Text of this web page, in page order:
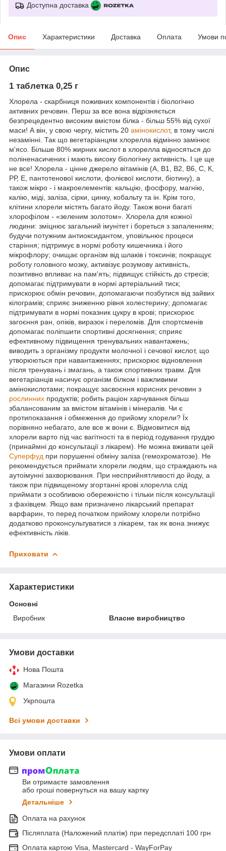
Доступна доставка
Опис Характеристики Доставка Оплата Умови
Опис
1 таблетка 0,25 г
Хлорела - скарбниця поживних компонентів і біологічно
активних речовин. Перш за все вона відрізняється
безпрецедентно високим вмістом білка - більш 55% від сухої
маси! А він, у свою чергу, містить 20 амінокислот, в тому числі
незамінні. Так що вегетаріанцям хлорелла відмінно замінює
м'ясо. Більше 80% жирних кислот в хлорелла відносяться до
поліненасичених і мають високу біологічну активність. І це ще
не все! Хлорела - цінне джерело вітамінів (А, В1, В2, В6, С, К,
РР, Е, пантотенової кислоти, фолієвої кислоти, біотину), а
також мікро - і макроелементів: кальцію, фосфору, магнію,
калію, міді, заліза, сірки, цинку, кобальту та ін. Крім того,
клітини хлорели містять багато йоду. Також вони багаті
хлорофілом - «зеленим золотом». Хлорела для кожної
людини: зміцнює загальний імунітет і бореться з запаленням;
будучи потужним антиоксидантом, уповільнює процеси
старіння; підтримує в нормі роботу кишечника і його
мікрофлору; очищає організм від шлаків і токсинів; покращує
роботу головного мозку, активізує розумову активність,
позитивно впливає на пам'ять; підвищує стійкість до стресів;
допомагає підтримувати в нормі артеріальний тиск;
прискорює обмін речовин, допомагаючи позбутися від зайвих
кілограмів; сприяє зниженню рівня холестерину; допомагає
підтримувати в нормі показник цукру в крові; прискорює
загоєння ран, опіків, виразок і переломів. Для спортсменів
допомагає поліпшити спортивні досягнення; сприяє
ефективному підвищення тренувальних навантажень;
виводить з організму продукти молочної і сечової кислот, що
утворюються при навантаженнях; прискорює відновлення
після тренувань і змагань, а також спортивних травм. Для
вегетаріанців насичує організм білком і важливими
амінокислотами; покращує засвоєння корисних речовин з
рослинних продуктів; робить раціон харчування більш
збалансованим за вмістом вітамінів і мінералів. Чи є
протипоказання і обмеження до прийому хлорели? Їх
порівняно небагато, але все ж вони є. Відмовитися від
хлорели варто під час вагітності та в період годування груддю
(принаймні до консультації з лікарем). Не можна вживати цей
Суперфуд при порушенні обміну заліза (гемохроматозе). Не
рекомендується приймати хлорели людям, що страждають на
аутоімунні захворювання. При несприйнятливості до йоду, а
також при підвищеному згортанні крові хлорелла слід
приймати з особливою обережністю і тільки після консультації
з фахівцем. Якщо вам призначено лікарський препарат
варфарин, то перед початком прийому хлорели потрібно
додатково проконсультуватися з лікарем, так як вона знижує
ефективність ліків.
Приховати
Характеристики
Основні
Виробник
Власне виробництво
Умови доставки
Нова Пошта
Магазини Rozetka
Укрпошта
Всі умови доставки
Умови оплати
Ви отримаєте замовлення
або гроші повернуться на вашу картку
Детальніше
Оплата на рахунок
Післяплата (Наложений платіж) при передсплаті 100 грн
Оплата картою Visa, Mastercard - WayForPay